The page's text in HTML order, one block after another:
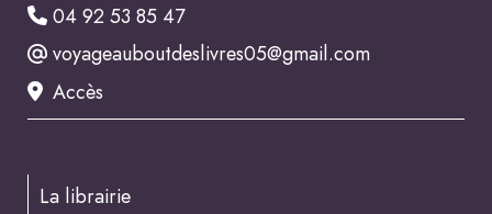
04 92 53 85 47
voyageauboutdeslivres05@gmail.com
Accès
La librairie